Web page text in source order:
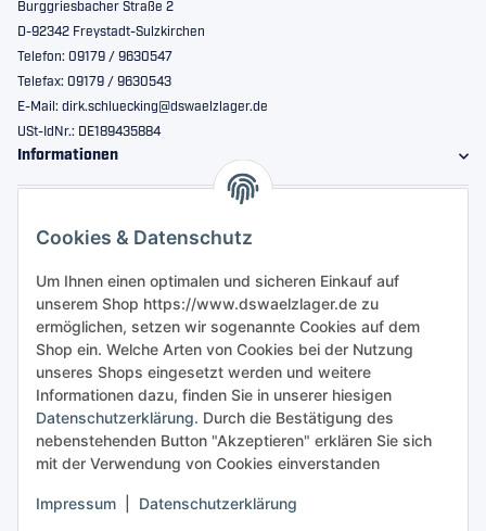
Cookies & Datenschutz
Um Ihnen einen optimalen und sicheren Einkauf auf
unserem Shop https://www.dswaelzlager.de zu
ermöglichen, setzen wir sogenannte Cookies auf dem
Shop ein. Welche Arten von Cookies bei der Nutzung
unseres Shops eingesetzt werden und weitere
Informationen dazu, finden Sie in unserer hiesigen
Datenschutzerklärung. Durch die Bestätigung des
nebenstehenden Button "Akzeptieren" erklären Sie sich
mit der Verwendung von Cookies einverstanden
Impressum Datenschutzerklärung
Burggriesbacher Straße 2
D-92342 Freystadt-Sulzkirchen
Telefon: 09179 / 9630547
Telefax: 09179 / 9630543
E-Mail: dirk.schluecking@dswaelzlager.de
USt-IdNr.: DE189435884
Informationen
Sicher bestellen